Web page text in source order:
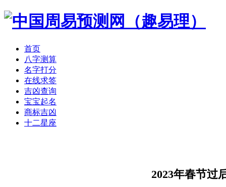
首页
八字测算
名字打分
在线求签
吉凶查询
宝宝起名
商标吉凶
十二星座
2023年春节过